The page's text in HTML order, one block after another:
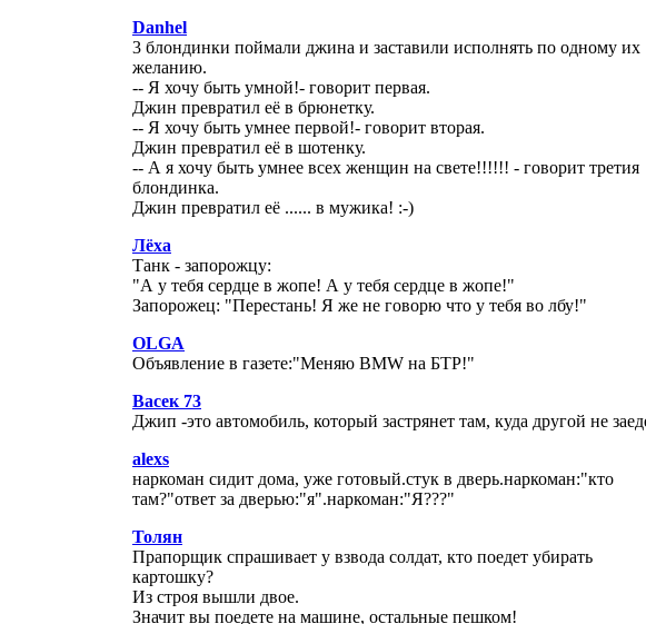
Danhel
3 блондинки поймали джина и заставили исполнять по одному их
желанию.
-- Я хочу быть умной!- говорит первая.
Джин превратил её в брюнетку.
-- Я хочу быть умнее первой!- говорит вторая.
Джин превратил её в шотенку.
-- А я хочу быть умнее всех женщин на свете!!!!!! - говорит третия
блондинка.
Джин превратил её ...... в мужика! :-)
Лёха
Танк - запорожцу:
"А у тебя сердце в жопе! А у тебя сердце в жопе!"
Запорожец: "Перестань! Я же не говорю что у тебя во лбу!"
OLGA
Объявление в газете:"Меняю BMW на БТР!"
Васек 73
Джип -это автомобиль, который застрянет там, куда другой не
alexs
наркоман сидит дома, уже готовый.стук в дверь.наркоман:"кто
там?"ответ за дверью:"я".наркоман:"Я???"
Толян
Прапорщик спрашивает у взвода солдат, кто поедет убирать
картошку?
Из строя вышли двое.
Значит вы поедете на машине, остальные пешком!